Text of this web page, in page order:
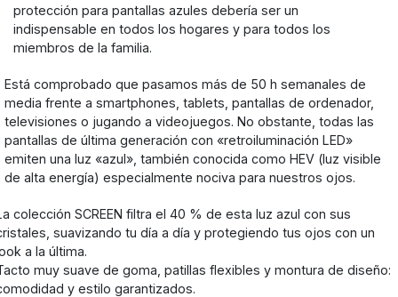
protección para pantallas azules debería ser un
indispensable en todos los hogares y para todos los
miembros de la familia.
Está comprobado que pasamos más de 50 h semanales de
media frente a smartphones, tablets, pantallas de ordenador,
televisiones o jugando a videojuegos. No obstante, todas las
pantallas de última generación con «retroiluminación LED»
emiten una luz «azul», también conocida como HEV (luz visible
de alta energía) especialmente nociva para nuestros ojos.
colección SCREEN filtra el 40 % de esta luz azul con sus
suavizando tu día a día y protegiendo tus ojos con un
a la última.
muy suave de goma, patillas flexibles y montura de diseño:
y estilo garantizados.